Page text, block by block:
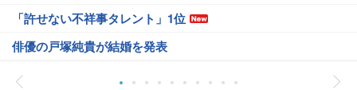
「許せない不祥事タレント」1位
俳優の戸塚純貴が結婚を発表